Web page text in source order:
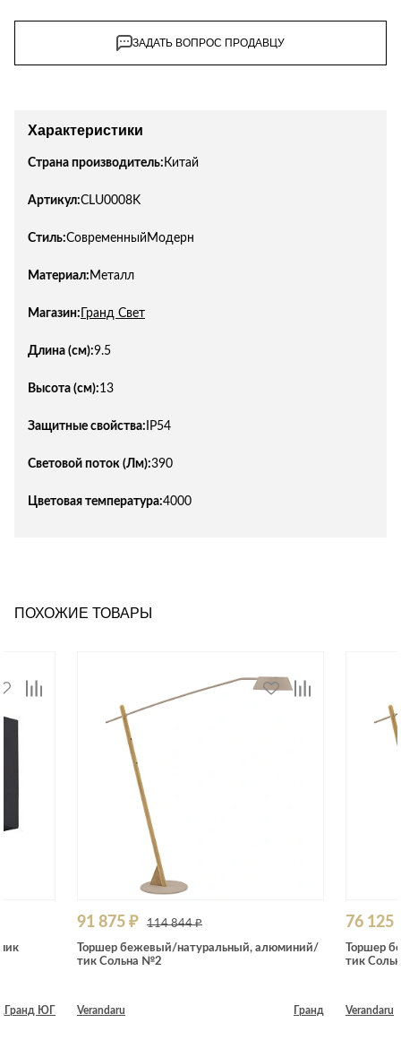
ЗАДАТЬ ВОПРОС ПРОДАВЦУ
Характеристики
Страна производитель: Китай
Артикул:CLU0008K
Стиль:СовременныйМодерн
Материал: Металл
Магазин: Гранд Свет
Длина (см):9.5
Высота (см):13
Защитные свойства: IP54
Световой поток (Лм):390
Цветовая температура:4000
ПОХОЖИЕ ТОВАРЫ
Гранд ЮГ
91 875 ₽ 114 844 ₽
Торшер бежевый/натуральный, алюминий/
тик Сольна №2
Verandaru Гранд
76 125
Торшер
тик
Verandaru